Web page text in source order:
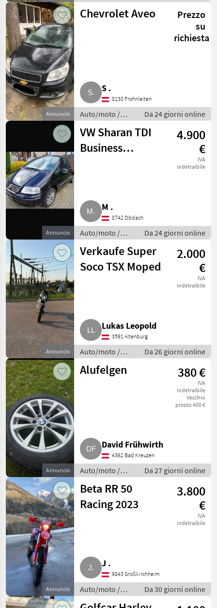
Altre auto e
moto
Annuncio
Chevrolet Aveo
Prezzo
su
richiesta
S .
8130 Frohnleiten
Auto/moto /
Altre auto e
moto
Da 24 giorni online
Annuncio
VW Sharan TDI
Business
4.900
€
IVA
indetraibile
M .
8742 Obdach
Auto/moto /
Altre auto e
moto
Da 24 giorni online
Annuncio
Verkaufe Super
Soco TSX Moped
2.000
€
IVA
indetraibile
Lukas Leopold
3591 Altenburg
Auto/moto /
Altre auto e
moto
Da 26 giorni online
Annuncio
Alufelgen 380 €
IVA
indetraibile
Vecchio
prezzo 400 €
David Frühwirth
4362 Bad Kreuzen
Auto/moto /
Altre auto e
moto
Da 27 giorni online
Annuncio
Beta RR 50
Racing 2023
3.800
€
IVA
indetraibile
J .
9843 Großkirchheim
Auto/moto /
Altre auto e
Da 30 giorni online